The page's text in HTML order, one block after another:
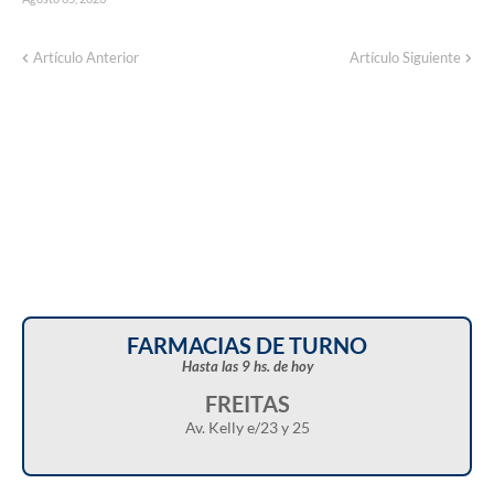
Artículo Anterior Artículo Siguiente
FARMACIAS DE TURNO
Hasta las 9 hs. de hoy
FREITAS
Av. Kelly e/23 y 25